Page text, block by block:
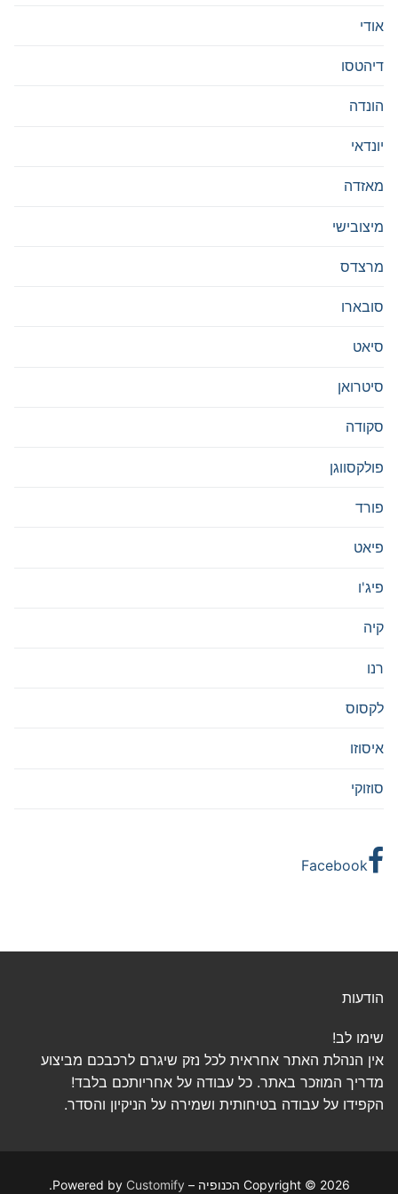
אודי
דיהטסו
הונדה
יונדאי
מאזדה
מיצובישי
מרצדס
סובארו
סיאט
סיטרואן
סקודה
פולקסווגן
פורד
פיאט
פיג'ו
קיה
רנו
לקסוס
איסוזו
סוזוקי
Facebook
הודעות
שימו לב!
אין הנהלת האתר אחראית לכל נזק שיגרם לרכבכם מביצוע
מדריך המוזכר באתר. כל עבודה על אחריותכם בלבד!
הקפידו על עבודה בטיחותית ושמירה על הניקיון והסדר.
Copyright © 2026 הכנופיה – Powered by Customify
.